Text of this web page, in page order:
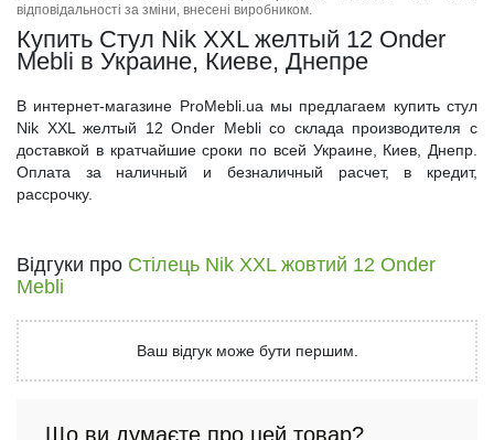
відповідальності за зміни, внесені виробником.
Купить Стул Nik XXL желтый 12 Onder
Mebli в Украине, Киеве, Днепре
В интернет-магазине ProMebli.ua мы предлагаем купить стул
Nik XXL желтый 12 Onder Mebli со склада производителя с
доставкой в кратчайшие сроки по всей Украине, Киев, Днепр.
Оплата за наличный и безналичный расчет, в кредит,
рассрочку.
Відгуки про Стілець Nik XXL жовтий 12 Onder
Mebli
Ваш відгук може бути першим.
Що ви думаєте про цей товар?